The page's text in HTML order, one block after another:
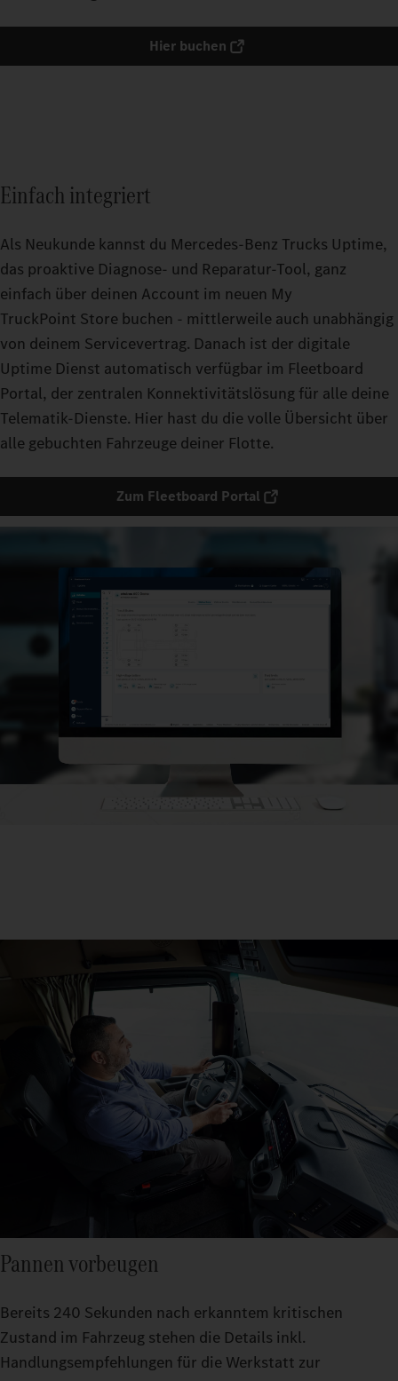
Hier buchen
Einfach integriert
Als Neukunde kannst du Mercedes‑Benz Trucks Uptime,
das proaktive Diagnose- und Reparatur-Tool, ganz
einfach über deinen Account im neuen My
TruckPoint Store buchen - mittlerweile auch unabhängig
von deinem Servicevertrag. Danach ist der digitale
Uptime Dienst automatisch verfügbar im Fleetboard
Portal, der zentralen Konnektivitätslösung für alle deine
Telematik-Dienste. Hier hast du die volle Übersicht über
alle gebuchten Fahrzeuge deiner Flotte.
Zum Fleetboard Portal
Pannen vorbeugen
Bereits 240 Sekunden nach erkanntem kritischen
Zustand im Fahrzeug stehen die Details inkl.
Handlungsempfehlungen für die Werkstatt zur